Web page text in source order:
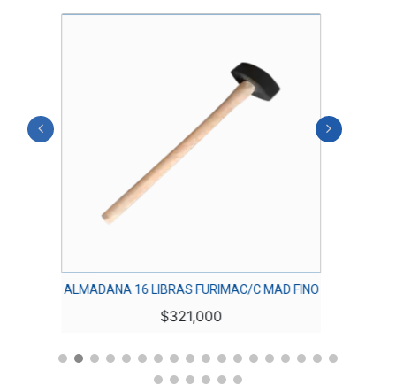
ALMADANA 16 LIBRAS FURIMAC/C MAD FINO
$321,000